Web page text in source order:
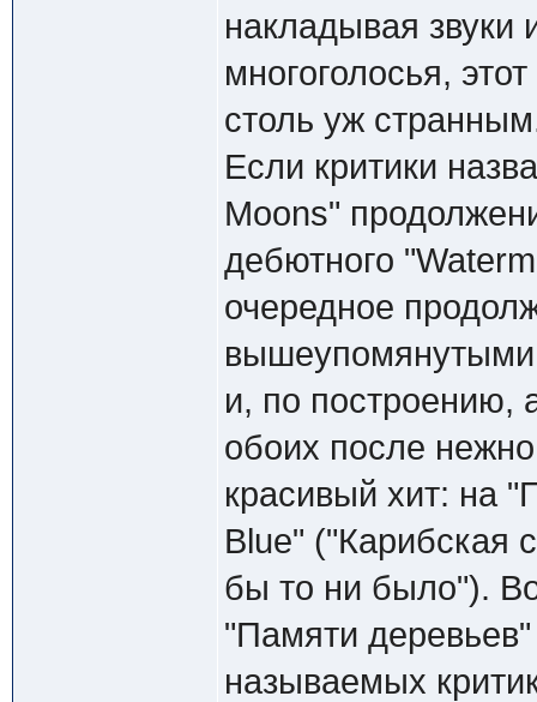
накладывая звуки
многоголосья,
столь уж
Если критики
Moons"
дебютного
очередное
вышеупомянутыми
и, по
обоих после
красивый хит: на
Blue" ("Карибская
бы то ни было").
"Памяти
называемых